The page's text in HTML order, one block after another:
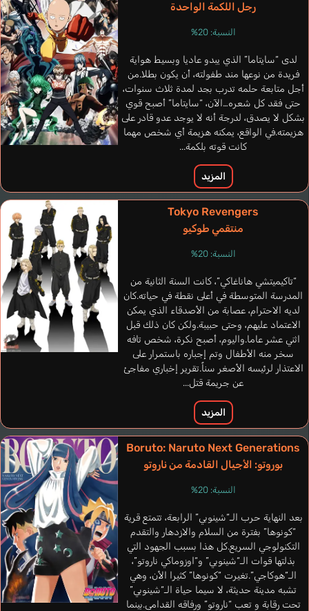
Baroli Gilberto
Swasey John
إنجليزي
Ghignone Luca
Tomé Antoine
All Might
Miyake Kenta
Christopher
إنجليزي
Scattorin
فرنسي
Noguera
Marrón
Orlando
إسباني
Amajiki Tamaki
Uemura Yuuto
رجل اللكمة الواحدة
النسبة: 20%
لدى “سايتاما” الذي يبدو عاديا وبسيط هواية
فريدة من نوعها مند طفولته، أن يكون بطلا.من
أجل متابعة حلمه تدرب بجد لمدة ثلاث سنوات،
حتى فقد كل شعره…الآن، “سايتاما” أصبح قوي
بشكل لا يصدق، لدرجة أنه لا يوجد عدو قادر على
هزيمته.في الواقع، يمكنه هزيمة أي شخص مهما
كانت قوته بلكمة...
المزيد
Tokyo Revengers
منتقمي طوكيو
النسبة: 20%
“تاكيميتشي هاناغاكي”، كانت السنة الثانية من
المدرسة المتوسطة في أعلى نقطة في حياته.كان
لديه الاحترام، عصابة من الأصدقاء الذي يمكن
الاعتماد عليهم، وحتى حبيبة.ولكن كان ذلك قبل
اثني عشر عاما.واليوم، أصبح نكرة، شخص تافه
سخر منه الأطفال وتم إجباره باستمرار على
الاعتذار لرئيسه الأصغر سناً.تقرير إخباري مفاجئ
عن جريمة قتل...
المزيد
Boruto: Naruto Next Generations
بوروتو: الأجيال القادمة من ناروتو
النسبة: 20%
بعد النهاية حرب الـ“شينوبي” الرابعة، تتمتع قرية
“كونوها” بفترة من السلام والازدهار والتقدم
التكنولوجي السريع.كل هذا بسبب الجهود التي
بذلتها قوات الـ“شينوبي” و“اوزوماكي ناروتو”،
الـ“هوكاجي”.تغيرت “كونوها” كثيرا الأن، وهي
تشبه مدينة حديثة، لا سيما حياة الـ“شينوبي”
تحت رقابة و تعب “ناروتو” ورفاقه القدامى.بينما